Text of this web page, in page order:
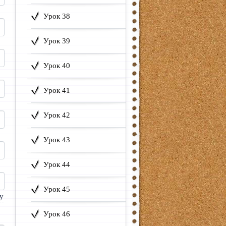
Урок 38
Урок 39
Урок 40
Урок 41
Урок 42
Урок 43
Урок 44
Урок 45
Урок 46